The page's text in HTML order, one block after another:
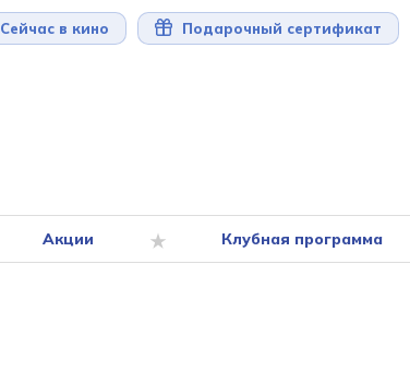
Сейчас в кино Подарочный сертификат
Акции Клубная программа